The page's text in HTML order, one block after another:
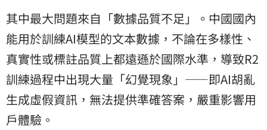
其中最大問題來自「數據品質不足」。中國國內
能用於訓練AI模型的文本數據，不論在多樣性、
真實性或標註品質上都遠遜於國際水準，導致R2
訓練過程中出現大量「幻覺現象」——即AI胡亂
生成虛假資訊，無法提供準確答案，嚴重影響用
戶體驗。